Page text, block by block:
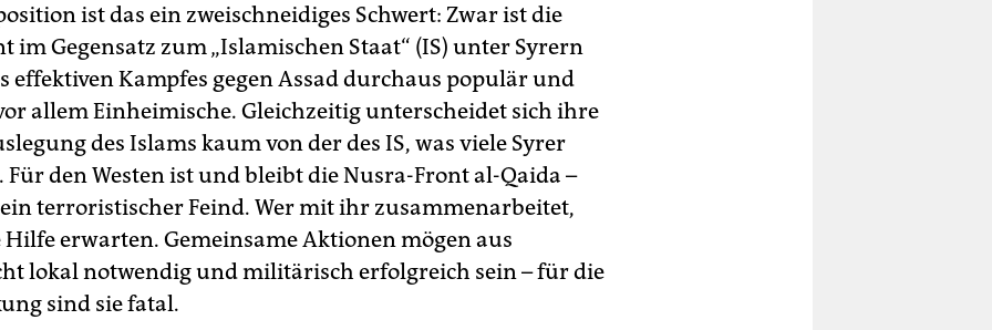
ist das ein zweischneidiges Schwert: Zwar ist die
im Gegensatz zum „Islamischen Staat“ (IS) unter Syrern
effektiven Kampfes gegen Assad durchaus populär und
allem Einheimische. Gleichzeitig unterscheidet sich ihre
des Islams kaum von der des IS, was viele Syrer
Für den Westen ist und bleibt die Nusra-Front al-Qaida –
terroristischer Feind. Wer mit ihr zusammenarbeitet,
erwarten. Gemeinsame Aktionen mögen aus
lokal notwendig und militärisch erfolgreich sein – für die
sind sie fatal.